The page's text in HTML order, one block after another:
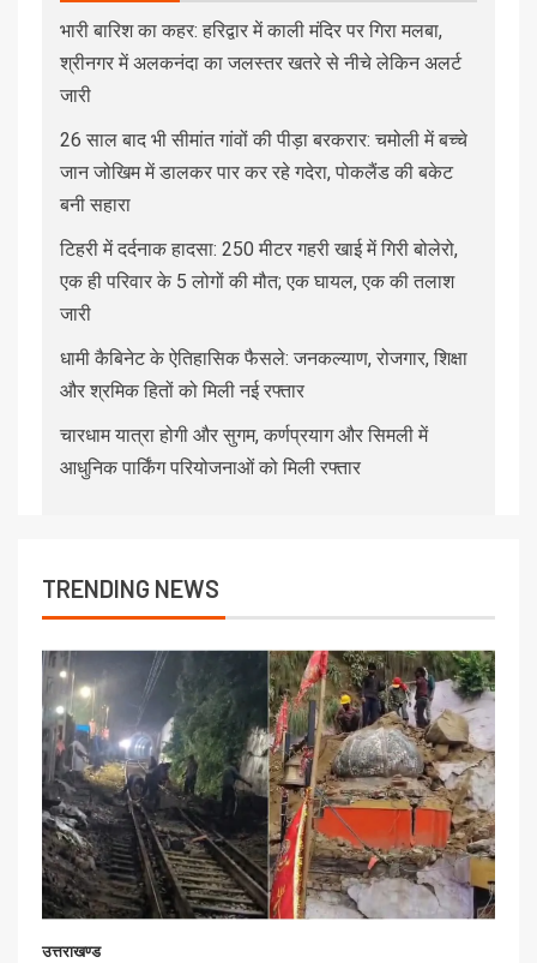
भारी बारिश का कहर: हरिद्वार में काली मंदिर पर गिरा मलबा,
श्रीनगर में अलकनंदा का जलस्तर खतरे से नीचे लेकिन अलर्ट
जारी
26 साल बाद भी सीमांत गांवों की पीड़ा बरकरार: चमोली में बच्चे
जान जोखिम में डालकर पार कर रहे गदेरा, पोकलैंड की बकेट
बनी सहारा
टिहरी में दर्दनाक हादसा: 250 मीटर गहरी खाई में गिरी बोलेरो,
एक ही परिवार के 5 लोगों की मौत; एक घायल, एक की तलाश
जारी
धामी कैबिनेट के ऐतिहासिक फैसले: जनकल्याण, रोजगार, शिक्षा
और श्रमिक हितों को मिली नई रफ्तार
चारधाम यात्रा होगी और सुगम, कर्णप्रयाग और सिमली में
आधुनिक पार्किंग परियोजनाओं को मिली रफ्तार
TRENDING NEWS
उत्तराखण्ड